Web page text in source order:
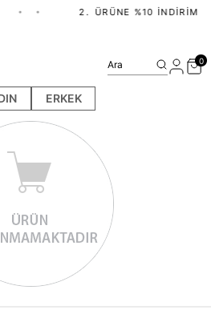
• • 2.⁠ ⁠ÜRÜNE %10 İNDIRIM
ERKEK
Ara 0